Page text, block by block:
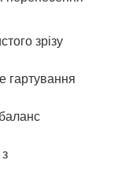
зрізу
гартування